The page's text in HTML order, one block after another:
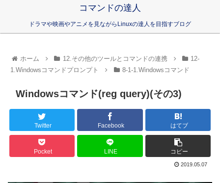
コマンドの達人
ドラマや映画やアニメを見ながらLinuxの達人を目指すブログ
ホーム 12.その他のツールとコマンドの連携
12-
1.Windowsコマンドプロンプト
8-1-1.Windowsコマンド
Windowsコマンド(reg query)(その3)
Twitter Facebook はてブ
Pocket LINE コピー
2019.05.07